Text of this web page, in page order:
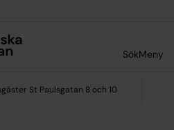
SökMeny
St Paulsgatan 8 och 10